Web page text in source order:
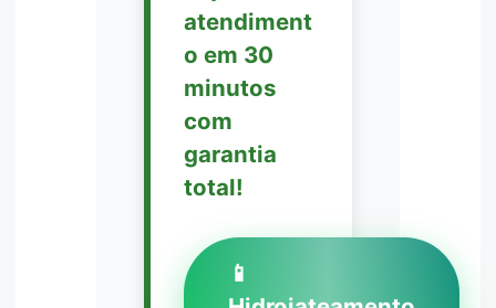
atendiment
o em 30
minutos
com
garantia
total!
📱